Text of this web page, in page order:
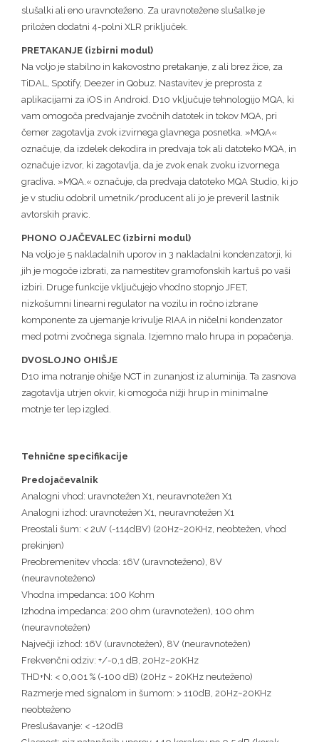
slušalki ali eno uravnoteženo. Za uravnotežene slušalke je
priložen dodatni 4-polni XLR priključek.
PRETAKANJE (izbirni modul)
Na voljo je stabilno in kakovostno pretakanje, z ali brez žice, za
TiDAL, Spotify, Deezer in Qobuz. Nastavitev je preprosta z
aplikacijami za iOS in Android. D10 vključuje tehnologijo MQA, ki
vam omogoča predvajanje zvočnih datotek in tokov MQA, pri
čemer zagotavlja zvok izvirnega glavnega posnetka. »MQA«
označuje, da izdelek dekodira in predvaja tok ali datoteko MQA, in
označuje izvor, ki zagotavlja, da je zvok enak zvoku izvornega
gradiva. »MQA.« označuje, da predvaja datoteko MQA Studio, ki jo
je v studiu odobril umetnik/producent ali jo je preveril lastnik
avtorskih pravic.
PHONO OJAČEVALEC (izbirni modul)
Na voljo je 5 nakladalnih uporov in 3 nakladalni kondenzatorji, ki
jih je mogoče izbrati, za namestitev gramofonskih kartuš po vaši
izbiri. Druge funkcije vključujejo vhodno stopnjo JFET,
nizkošumni linearni regulator na vozilu in ročno izbrane
komponente za ujemanje krivulje RIAA in ničelni kondenzator
med potmi zvočnega signala. Izjemno malo hrupa in popačenja.
DVOSLOJNO OHIŠJE
D10 ima notranje ohišje NCT in zunanjost iz aluminija. Ta zasnova
zagotavlja utrjen okvir, ki omogoča nižji hrup in minimalne
motnje ter lep izgled.
Tehnične specifikacije
Predojačevalnik
Analogni vhod: uravnotežen X1, neuravnotežen X1
Analogni izhod: uravnotežen X1, neuravnotežen X1
Preostali šum: < 2uV (-114dBV) (20Hz~20KHz, neobtežen, vhod
prekinjen)
Preobremenitev vhoda: 16V (uravnoteženo), 8V
(neuravnoteženo)
Vhodna impedanca: 100 Kohm
Izhodna impedanca: 200 ohm (uravnotežen), 100 ohm
(neuravnotežen)
Največji izhod: 16V (uravnotežen), 8V (neuravnotežen)
Frekvenčni odziv: +/-0,1 dB, 20Hz~20KHz
THD+N: < 0,001 % (-100 dB) (20Hz ~ 20KHz neuteženo)
Razmerje med signalom in šumom: > 110dB, 20Hz~20KHz
neobteženo
Preslušavanje: < -120dB